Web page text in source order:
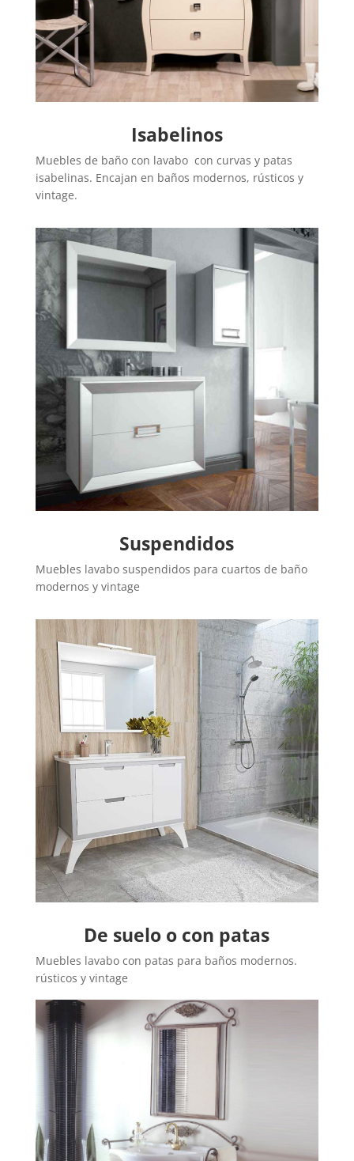
Isabelinos
Muebles de baño con lavabo con curvas y patas
isabelinas. Encajan en baños modernos, rústicos y
vintage.
Suspendidos
Muebles lavabo suspendidos para cuartos de baño
modernos y vintage
De suelo o con patas
Muebles lavabo con patas para baños modernos.
rústicos y vintage